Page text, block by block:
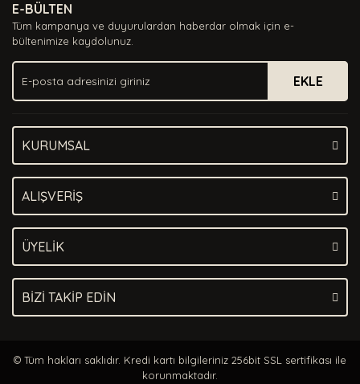
Ürün açıklamasında eksik bilgiler bulunuyor.
Ürün bilgilerinde hatalar bulunuyor.
Ürün fiyatı diğer sitelerden daha pahalı.
Bu ürüne benzer farklı alternatifler olmalı.
E-BÜLTEN
Tüm kampanya ve duyurulardan haberdar olmak için e-
bültenimize kaydolunuz.
EKLE
KURUMSAL
ALIŞVERİŞ
ÜYELİK
BİZİ TAKİP EDİN
© Tüm hakları saklıdır. Kredi kartı bilgileriniz 256bit SSL sertifikası ile
korunmaktadır.